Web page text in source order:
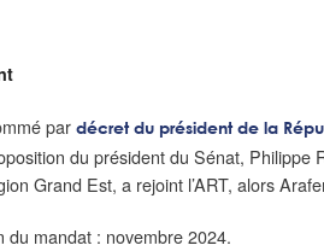
par décret du président de la
du président du Sénat, Philippe
Grand Est, a rejoint l’ART, alors
du mandat : novembre 2024.